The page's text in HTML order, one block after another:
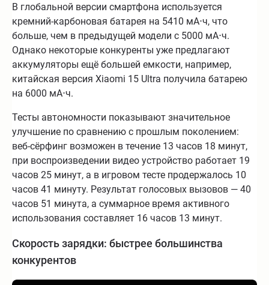
В глобальной версии смартфона используется
кремний-карбоновая батарея на 5410 мА⋅ч, что
больше, чем в предыдущей модели с 5000 мА⋅ч.
Однако некоторые конкуренты уже предлагают
аккумуляторы ещё большей емкости, например,
китайская версия Xiaomi 15 Ultra получила батарею
на 6000 мА⋅ч.
Тесты автономности показывают значительное
улучшение по сравнению с прошлым поколением:
веб-сёрфинг возможен в течение 13 часов 18 минут,
при воспроизведении видео устройство работает 19
часов 25 минут, а в игровом тесте продержалось 10
часов 41 минуту. Результат голосовых вызовов — 40
часов 51 минута, а суммарное время активного
использования составляет 16 часов 13 минут.
Скорость зарядки: быстрее большинства
конкурентов